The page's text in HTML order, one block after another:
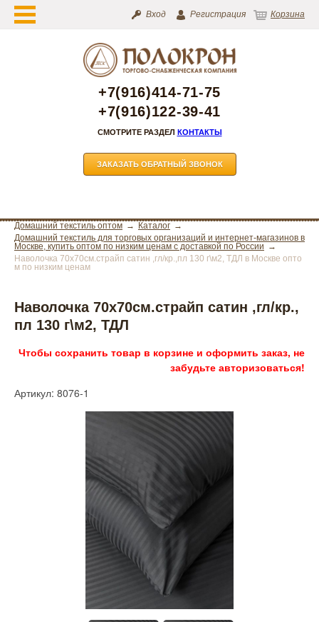
Вход Регистрация Корзина
+7(916)414-71-75
+7(916)122-39-41
СМОТРИТЕ РАЗДЕЛ КОНТАКТЫ
ЗАКАЗАТЬ ОБРАТНЫЙ ЗВОНОК
Домашний текстиль оптом
Каталог
Домашний текстиль для торговых организаций и интернет-магазинов в
Москве, купить оптом по низким ценам с доставкой по России
Наволочка 70х70см.страйп сатин ,гл/кр.,пл 130 г\м2, ТДЛ в Москве опто
м по низким ценам
Наволочка 70х70см.страйп сатин ,гл/кр.,
пл 130 г\м2, ТДЛ
Чтобы сохранить товар в корзине и оформить заказ, не
забудьте авторизоваться!
Артикул: 8076-1